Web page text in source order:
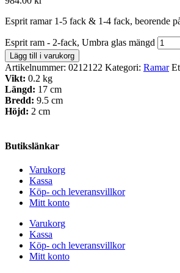
Esprit ramar 1-5 fack & 1-4 fack, beorende
Esprit ram - 2-fack, Umbra glas mängd
Lägg till i varukorg
Artikelnummer: 0212122 Kategori: Ramar
Vikt: 0.2 kg
Längd: 17 cm
Bredd: 9.5 cm
Höjd: 2 cm
Butikslänkar
Varukorg
Kassa
Köp- och leveransvillkor
Mitt konto
Varukorg
Kassa
Köp- och leveransvillkor
Mitt konto